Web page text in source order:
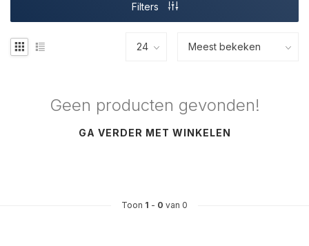
Filters
Geen producten gevonden!
GA VERDER MET WINKELEN
Toon 1 - 0 van 0